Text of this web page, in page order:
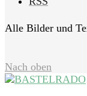
Alle Bilder und
Nach oben